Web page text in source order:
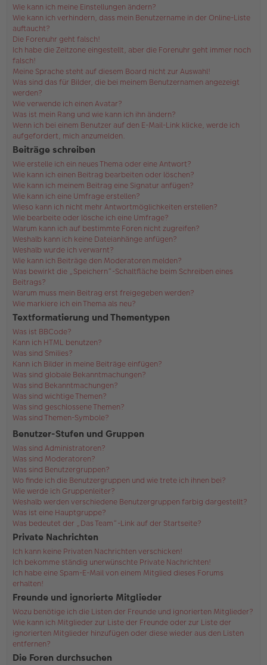
Wie kann ich meine Einstellungen ändern?
Wie kann ich verhindern, dass mein Benutzername in der Online-Liste
auftaucht?
Die Forenuhr geht falsch!
Ich habe die Zeitzone eingestellt, aber die Forenuhr geht immer noch
falsch!
Meine Sprache steht auf diesem Board nicht zur Auswahl!
Was sind das für Bilder, die bei meinem Benutzernamen angezeigt
werden?
Wie verwende ich einen Avatar?
Was ist mein Rang und wie kann ich ihn ändern?
Wenn ich bei einem Benutzer auf den E-Mail-Link klicke, werde ich
aufgefordert, mich anzumelden.
Beiträge schreiben
Wie erstelle ich ein neues Thema oder eine Antwort?
Wie kann ich einen Beitrag bearbeiten oder löschen?
Wie kann ich meinem Beitrag eine Signatur anfügen?
Wie kann ich eine Umfrage erstellen?
Wieso kann ich nicht mehr Antwortmöglichkeiten erstellen?
Wie bearbeite oder lösche ich eine Umfrage?
Warum kann ich auf bestimmte Foren nicht zugreifen?
Weshalb kann ich keine Dateianhänge anfügen?
Weshalb wurde ich verwarnt?
Wie kann ich Beiträge den Moderatoren melden?
Was bewirkt die „Speichern“-Schaltfläche beim Schreiben eines
Beitrags?
Warum muss mein Beitrag erst freigegeben werden?
Wie markiere ich ein Thema als neu?
Textformatierung und Thementypen
Was ist BBCode?
Kann ich HTML benutzen?
Was sind Smilies?
Kann ich Bilder in meine Beiträge einfügen?
Was sind globale Bekanntmachungen?
Was sind Bekanntmachungen?
Was sind wichtige Themen?
Was sind geschlossene Themen?
Was sind Themen-Symbole?
Benutzer-Stufen und Gruppen
Was sind Administratoren?
Was sind Moderatoren?
Was sind Benutzergruppen?
Wo finde ich die Benutzergruppen und wie trete ich ihnen bei?
Wie werde ich Gruppenleiter?
Weshalb werden verschiedene Benutzergruppen farbig dargestellt?
Was ist eine Hauptgruppe?
Was bedeutet der „Das Team“-Link auf der Startseite?
Private Nachrichten
Ich kann keine Privaten Nachrichten verschicken!
Ich bekomme ständig unerwünschte Private Nachrichten!
Ich habe eine Spam-E-Mail von einem Mitglied dieses Forums
erhalten!
Freunde und ignorierte Mitglieder
Wozu benötige ich die Listen der Freunde und ignorierten Mitglieder?
Wie kann ich Mitglieder zur Liste der Freunde oder zur Liste der
ignorierten Mitglieder hinzufügen oder diese wieder aus den Listen
entfernen?
Die Foren durchsuchen